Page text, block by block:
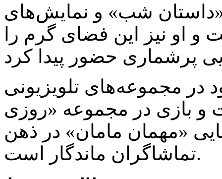
«داستان شب» و نمایش‌های
و او نیز این فضای گرم را
مجموعه‌های تلویزیونی
و بازی در مجموعه «روزی
«مهمان مامان» در ذهن
تماشاگران ماندگار است.